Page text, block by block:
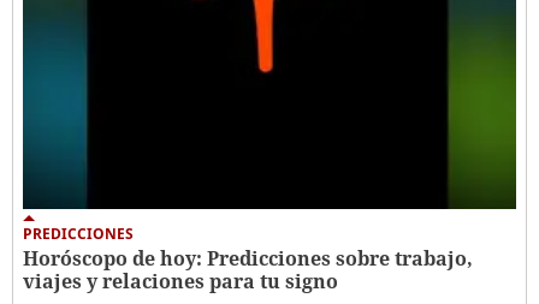
PREDICCIONES
Horóscopo de hoy: Predicciones sobre trabajo,
viajes y relaciones para tu signo